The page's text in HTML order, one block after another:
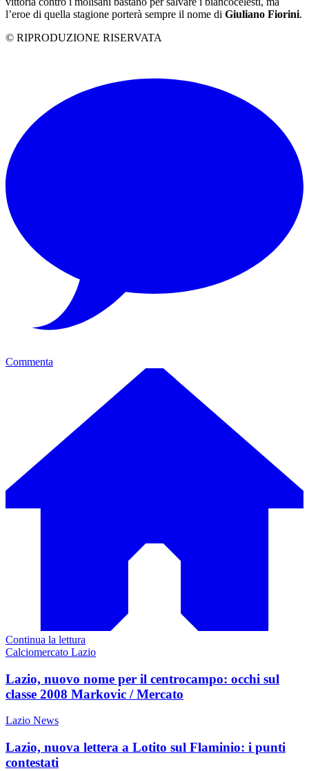
l’eroe di quella stagione porterà sempre il nome di Giuliano Fiorini.
© RIPRODUZIONE RISERVATA
Commenta
Continua la lettura
Calciomercato Lazio
Lazio, nuovo nome per il centrocampo: occhi sul
classe 2008 Markovic / Mercato
Lazio News
Lazio, nuova lettera a Lotito sul Flaminio: i punti
contestati